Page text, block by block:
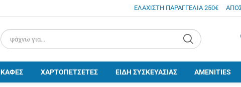
ΕΛΑΧΙΣΤΗ ΠΑΡΑΓΓΕΛΙΑ 250€
field.search
ΚΑΦΕΣ ΧΑΡΤΟΠΕΤΣΕΤΕΣ ΕΙΔΗ ΣΥΣΚΕΥΑΣΙΑΣ AMENITIES